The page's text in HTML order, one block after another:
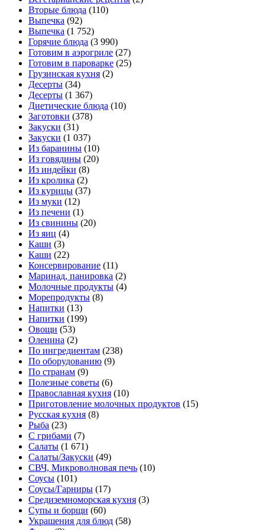
Вторые блюда (110)
Выпечка (92)
Выпечка (1 752)
Горячие блюда (3 990)
Готовим в аэрогриле (27)
Готовим в пароварке (25)
Грузинская кухня (2)
Десерты (34)
Десерты (1 367)
Диетические блюда (10)
Заготовки (378)
Закуски (31)
Закуски (1 037)
Из баранины (10)
Из говядины (20)
Из индейки (8)
Из кролика (2)
Из курицы (37)
Из муки (12)
Из печени (1)
Из свинины (20)
Из яиц (4)
Каши (3)
Каши (22)
Консервирование (11)
Маринад, панировка (2)
Молочные продукты (4)
Морепродукты (8)
Напитки (13)
Напитки (199)
Овощи (53)
Оленина (2)
По ингредиентам (238)
По оборудованию (9)
По странам (9)
Полезные советы (6)
Православная кухня (10)
Приготовление молочных продуктов (15)
Русская кухня (8)
Рыба (23)
С грибами (7)
Салаты (1 671)
Салаты/Закуски (49)
СВЧ, Микроволновая печь (10)
Соусы (101)
Соусы/Гарниры (17)
Средиземноморская кухня (3)
Супы и борщи (60)
Украшения для блюд (58)